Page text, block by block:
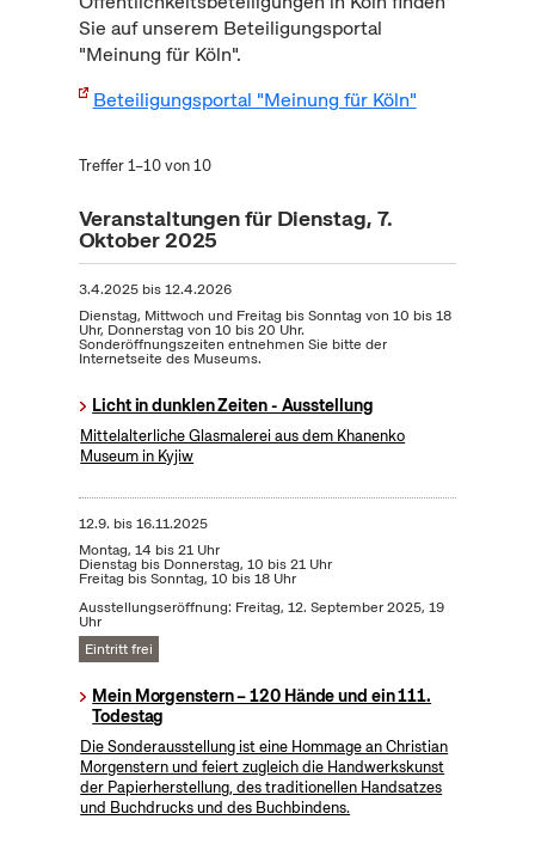
Sie auf unserem Beteiligungsportal
"Meinung für Köln".
Beteiligungsportal "Meinung für Köln"
Treffer 1–10 von 10
Veranstaltungen für Dienstag, 7.
Oktober 2025
3.4.2025bis12.4.2026
Dienstag, Mittwoch und Freitag bis Sonntag von 10 bis 18
Uhr, Donnerstag von 10 bis 20 Uhr.
Sonderöffnungszeiten entnehmen Sie bitte der
Internetseite des Museums.
Licht in dunklen Zeiten - Ausstellung
Mittelalterliche Glasmalerei aus dem Khanenko
Museum in Kyjiw
12.9. bis16.11.2025
Montag, 14 bis 21 Uhr
Dienstag bis Donnerstag, 10 bis 21 Uhr
Freitag bis Sonntag, 10 bis 18 Uhr
Ausstellungseröffnung: Freitag, 12. September 2025, 19
Uhr
Eintritt frei
Mein Morgenstern – 120 Hände und ein 111.
Todestag
Die Sonderausstellung ist eine Hommage an Christian
Morgenstern und feiert zugleich die Handwerkskunst
der Papierherstellung, des traditionellen Handsatzes
und Buchdrucks und des Buchbindens.